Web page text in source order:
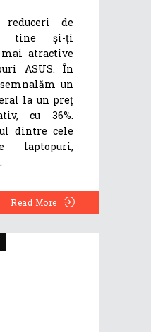
de
tine și-ți
atractive
ASUS. În
un
la un preț
cu 36%.
dintre cele
laptopuri,
Read More